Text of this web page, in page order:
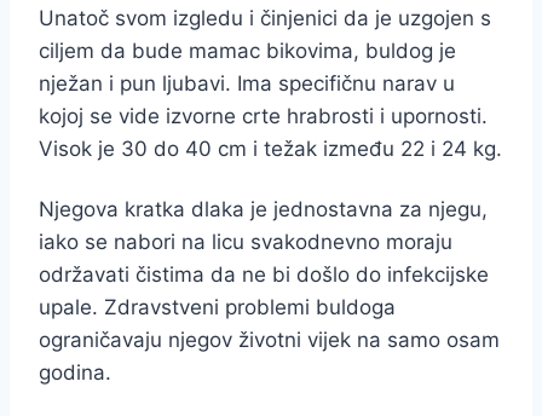
Unatoč svom izgledu i činjenici da je uzgojen s
ciljem da bude mamac bikovima, buldog je
nježan i pun ljubavi. Ima specifičnu narav u
kojoj se vide izvorne crte hrabrosti i upornosti.
Visok je 30 do 40 cm i težak između 22 i 24 kg.
Njegova kratka dlaka je jednostavna za njegu,
iako se nabori na licu svakodnevno moraju
održavati čistima da ne bi došlo do infekcijske
upale. Zdravstveni problemi buldoga
ograničavaju njegov životni vijek na samo osam
godina.